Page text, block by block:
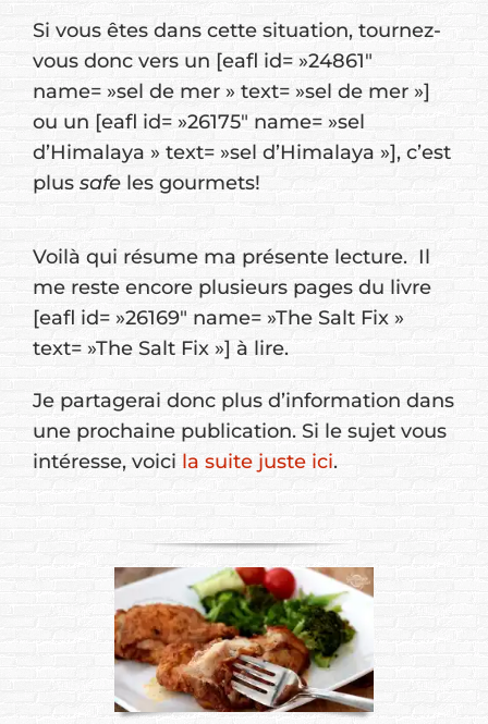
Si vous êtes dans cette situation, tournez-
vous donc vers un [eafl id= »24861″
name= »sel de mer » text= »sel de mer »]
ou un [eafl id= »26175″ name= »sel
d’Himalaya » text= »sel d’Himalaya »], c’est
plus safe les gourmets!
Voilà qui résume ma présente lecture. Il
me reste encore plusieurs pages du livre
[eafl id= »26169″ name= »The Salt Fix »
text= »The Salt Fix »] à lire.
Je partagerai donc plus d’information dans
une prochaine publication. Si le sujet vous
intéresse, voici la suite juste ici.